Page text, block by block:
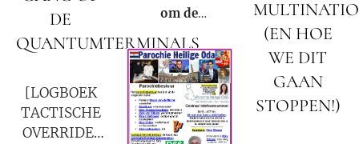
(EN HOE
WE DIT
GAAN
STOPPEN!)
DE
QUANTUMTERMINALS
[LOGBOEK
TACTISCHE
OVERRIDE:
om de
kunnen
blijven
verspreiden in
Nederland,
België en in de